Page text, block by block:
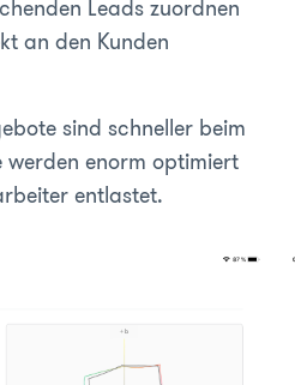
Leads zuordnen
an den Kunden
sind schneller beim
werden enorm optimiert
entlastet.